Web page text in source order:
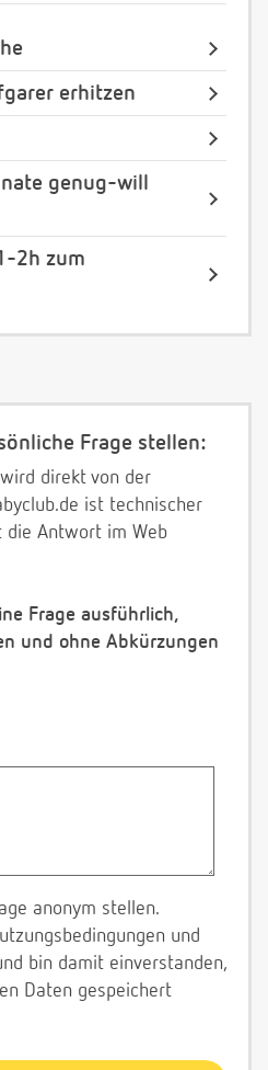
erhitzen
genug-will
2h zum
Frage stellen:
direkt von der
ist technischer
Antwort im Web
Frage ausführlich,
und ohne Abkürzungen
anonym stellen.
und
bin damit einverstanden,
Daten gespeichert